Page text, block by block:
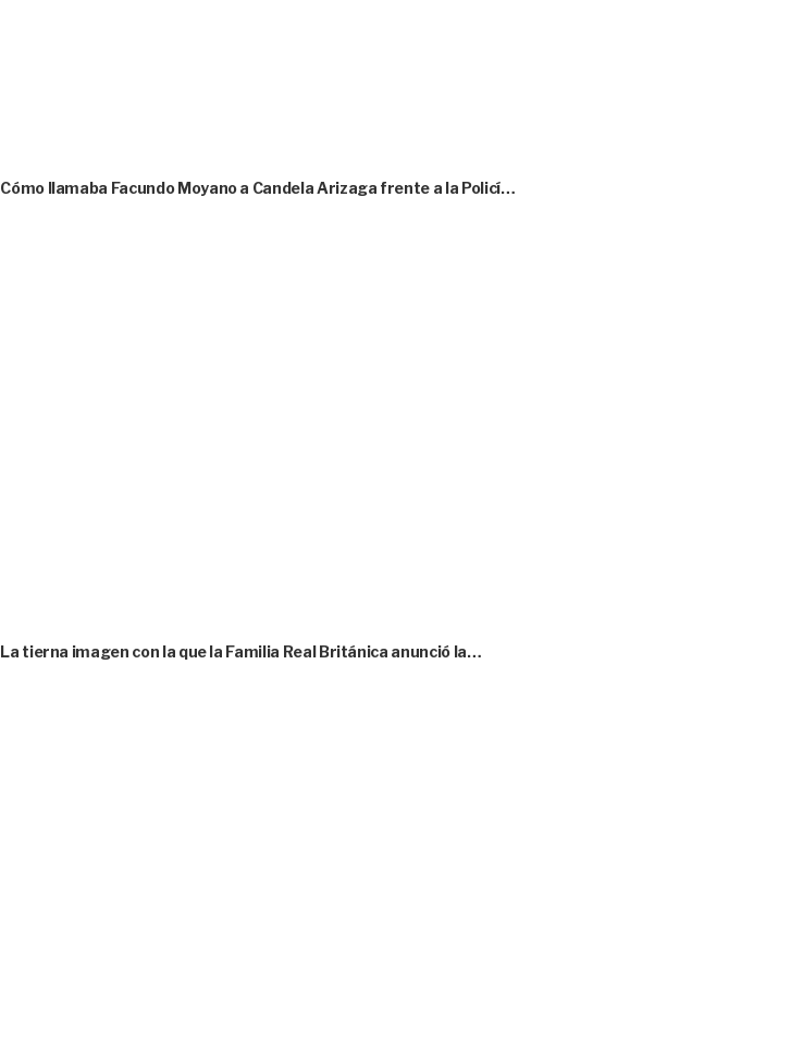
Cómo llamaba Facundo Moyano a Candela Arizaga frente a la Policí…
La tierna imagen con la que la Familia Real Británica anunció la…